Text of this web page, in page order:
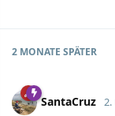
2 MONATE SPÄTER
SantaCruz 2.